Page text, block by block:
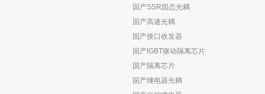
国产SSR固态光耦
国产高速光耦
国产接口收发器
国产IGBT驱动隔离芯片
国产隔离芯片
国产继电器光耦